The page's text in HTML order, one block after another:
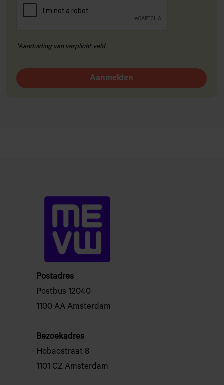
*Aanduiding van verplicht veld.
Aanmelden
Postadres
Postbus 12040
1100 AA Amsterdam
Bezoekadres
Hobaostraat 8
1101 CZ Amsterdam